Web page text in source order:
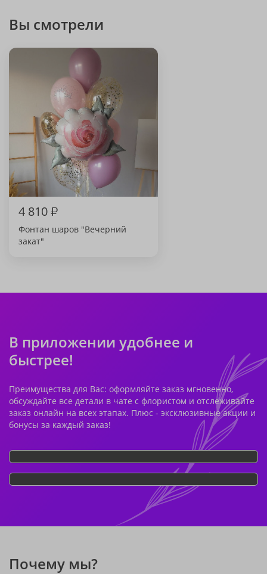
Вы смотрели
4 810₽
Фонтан шаров "Вечерний
закат"
В приложении удобнее и
быстрее!
Преимущества для Вас: оформляйте заказ мгновенно,
обсуждайте все детали в чате с флористом и отслеживайте
заказ онлайн на всех этапах. Плюс - эксклюзивные акции и
бонусы за каждый заказ!
Почему мы?